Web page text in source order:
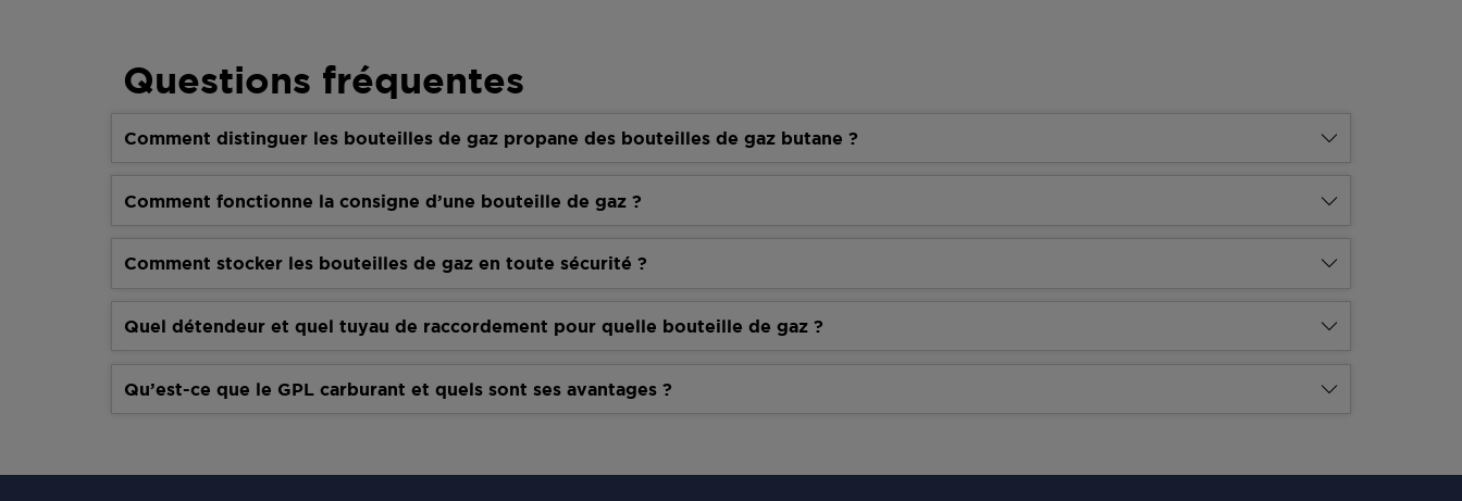
Questions fréquentes
Comment distinguer les bouteilles de gaz propane des bouteilles de gaz butane ?
Comment fonctionne la consigne d’une bouteille de gaz ?
Comment stocker les bouteilles de gaz en toute sécurité ?
Quel détendeur et quel tuyau de raccordement pour quelle bouteille de gaz ?
Qu’est-ce que le GPL carburant et quels sont ses avantages ?